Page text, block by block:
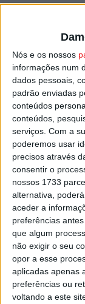
Nós e os nossos
informações num
dados pessoais,
padrão enviadas
conteúdos
conteúdos,
serviços. Com a
poderemos usar
precisos através
consentir o
nossos 1733
alternativa,
aceder a
preferências
que algum
não exigir o seu
opor a esse
aplicadas apenas
preferências ou
voltando a este
pelo Município,
Municipal, e
ativo e
um programa
desportivas, de
procura
participantes.
Foto: CM Sátão
Esta e outras
FM ou em
TAGS Sátão